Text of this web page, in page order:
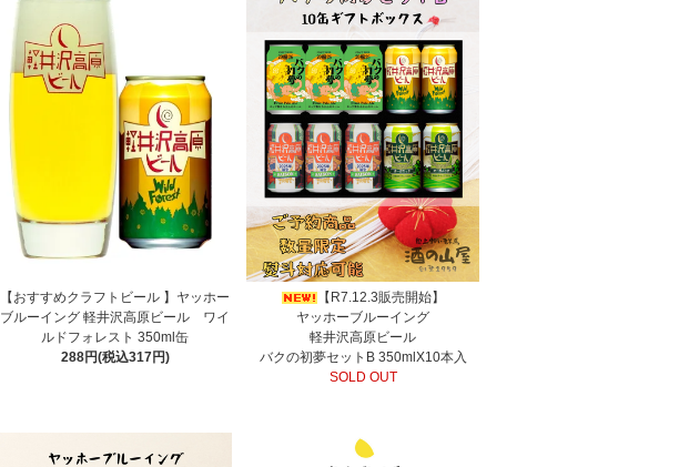
【おすすめクラフトビール 】ヤッホー
ブルーイング 軽井沢高原ビール ワイ
ルドフォレスト 350ml缶
288円(税込317円)
【R7.12.3販売開始】
ヤッホーブルーイング
軽井沢高原ビール
バクの初夢セットB 350mlX10本入
SOLD OUT